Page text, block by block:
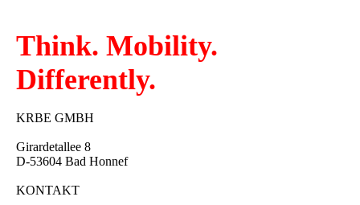
Think. Mobility.
Differently.
KRBE GMBH
Girardetallee 8
D-53604 Bad Honnef
KONTAKT